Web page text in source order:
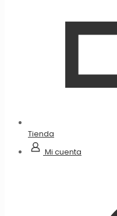
Tienda
Mi cuenta